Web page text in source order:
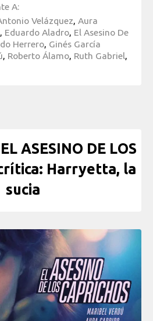
A:
Velázquez, Aura
, Eduardo Aladro, El Asesino De
Herrero, Ginés García
, Roberto Álamo, Ruth Gabriel,
ASESINO DE LOS
Harryetta, la
sucia